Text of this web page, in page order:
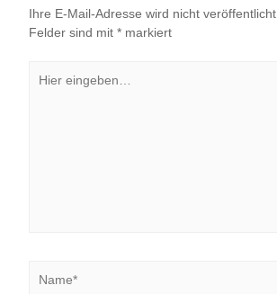
Ihre E-Mail-Adresse wird nicht veröffentlicht.
Felder sind mit *markiert
eingeben…